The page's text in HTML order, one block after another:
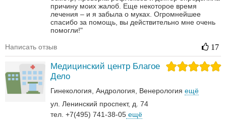
причину моих жалоб. Еще некоторое время
лечения – и я забыла о муках. Огромнейшее
спасибо за помощь, вы действительно мне очень
помогли!"
Написать отзыв 17
Медицинский центр Благое
Дело
Гинекология Андрология‎ Венерология‎ ещё
ул. Ленинский проспект, д. 74
тел. +7(495) 741-38-05 ещё